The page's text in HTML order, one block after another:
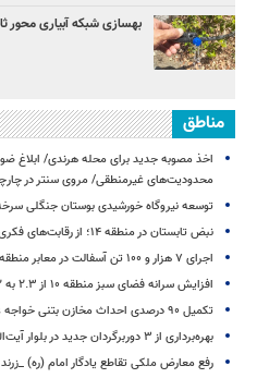
بهسازی شبکه آبیاری محور
مناطق
اخذ مصوبه جدید برای محله هرندی/ ابلاغ
محدودیت‌های غیرمنطقی/ مروی سنتر در
توسعه نیروگاه خورشیدی بوستان جنگلی سرخه‌حصار به
نبض تابستان در منطقه ۱۴؛ از رقابت‌های فکری نوجوانان تا تسخیر دنیای هوشمند
اجرای ۷ هزار و ۱۰۰ تن آسفالت در معابر منطقه ۱۰ از ابتدای سال
افزایش سرانه فضای سبز منطقه ۱۰ از ۲.۳ به ۳.۲ مترمربع
تکمیل ۹۰ درصدی احداث مخازن بتنی خواجه عبدالله انصاری در منطقه ۴
بهره‌برداری از ۳ دوربرگردان جدید در بلوار آیت‌الله کاشانی
رفع معارض ملکی تقاطع یادگار امام (ره)